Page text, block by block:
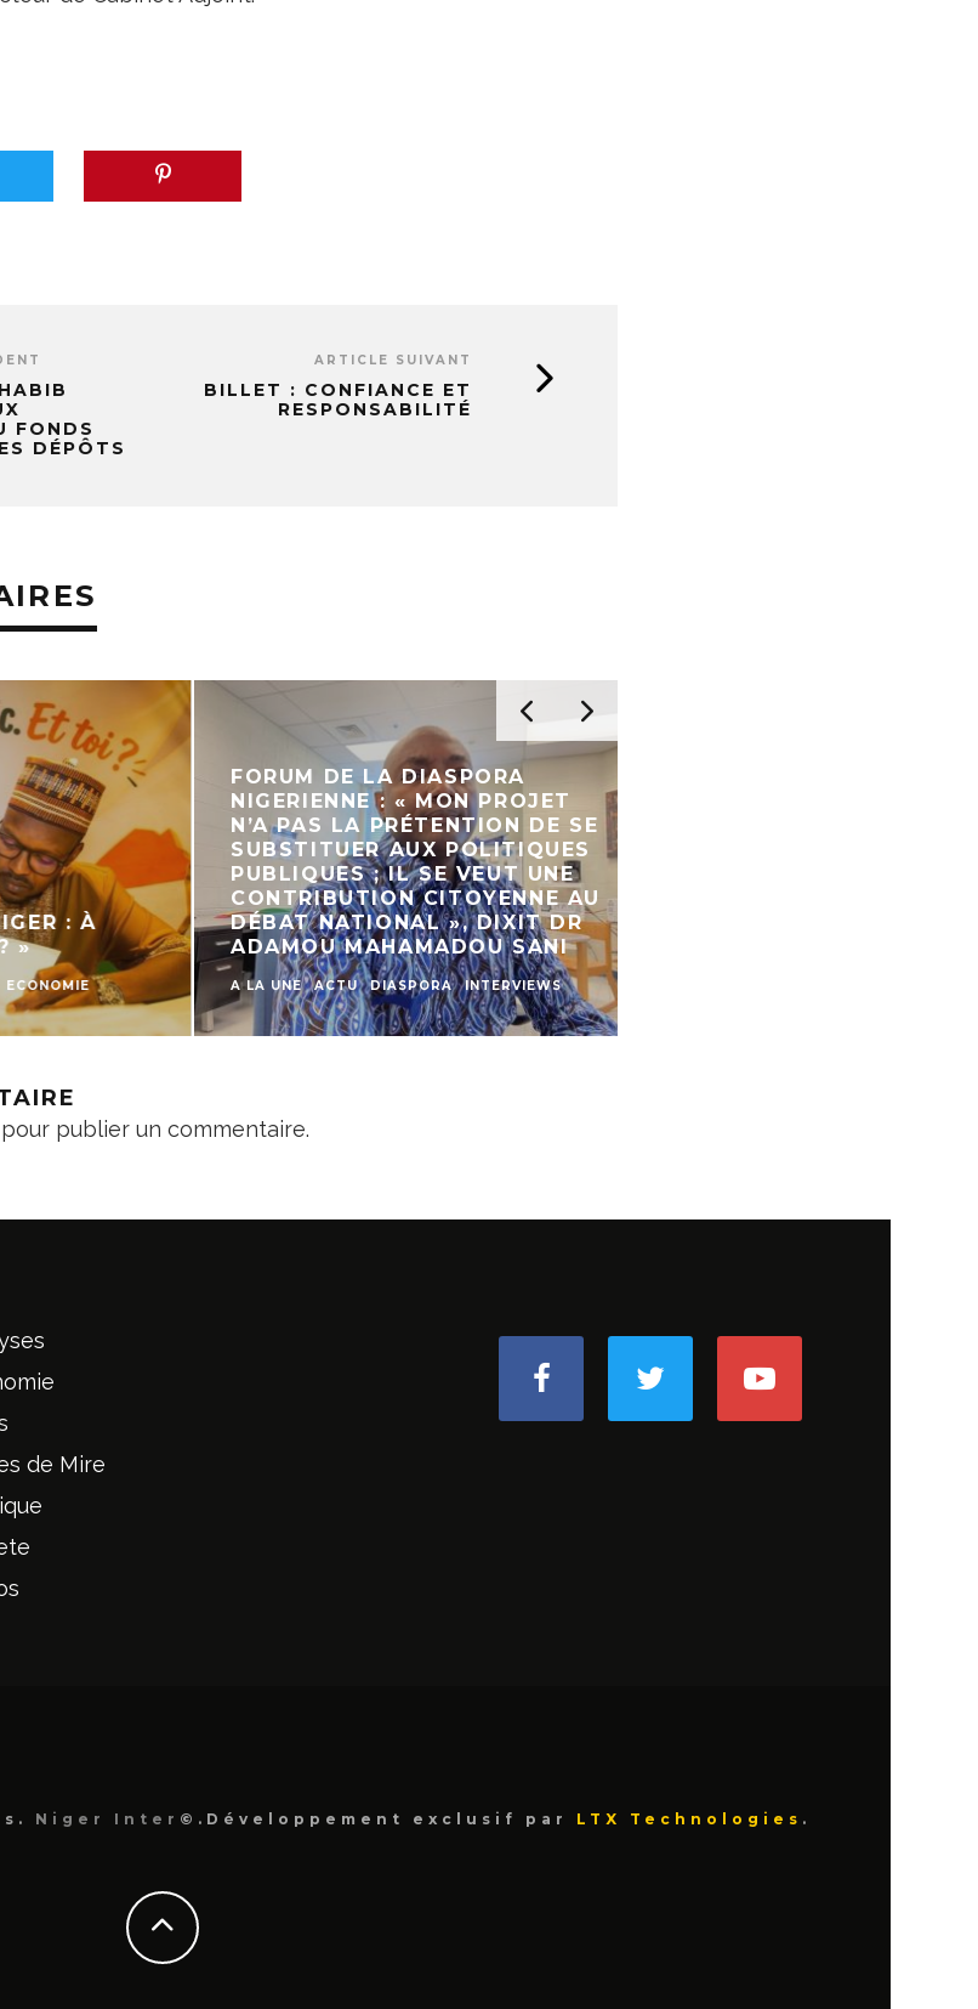
FONDS
DÉPÔTS
ARTICLE SUIVANT
BILLET : CONFIANCE ET
RESPONSABILITÉ
: À
FORUM DE LA DIASPORA
NIGERIENNE : « MON PROJET
N’A PAS LA PRÉTENTION DE SE
SUBSTITUER AUX POLITIQUES
PUBLIQUES ; IL SE VEUT UNE
CONTRIBUTION CITOYENNE AU
DÉBAT NATIONAL », DIXIT DR
ADAMOU MAHAMADOU SANI
A LA UNE ACTU DIASPORA INTERVIEWS
pour publier un commentaire.
de Mire
Niger Inter ©.Développement exclusif par LTX Technologies .